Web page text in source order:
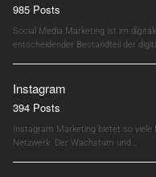
985 Posts
Social Media Marketing ist im
entscheidender Bestandteil der
Instagram
394 Posts
Instagram Marketing bietet so viele
Netzwerk. Der Wachstum und…